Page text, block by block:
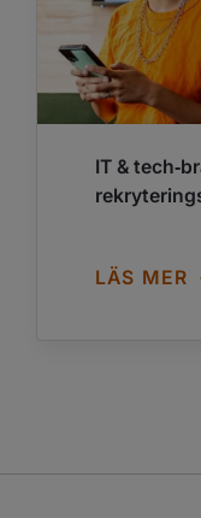
IT &
LÄS MER